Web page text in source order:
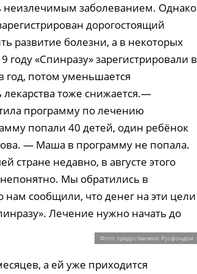
заболеванием. Однако
дорогостоящий
развитие болезни, а в некоторых
году «Спинразу» зарегистрировали в
год, потом уменьшается
тоже снижается.—
программу по лечению
попали 40 детей, один ребёнок
— Маша в программу не попала.
стране недавно, в августе этого
непонятно. Мы обратились в
нам сообщили, что денег на эти цели
Лечение нужно начать до
Фото предоставлено Русфондом
а ей уже приходится